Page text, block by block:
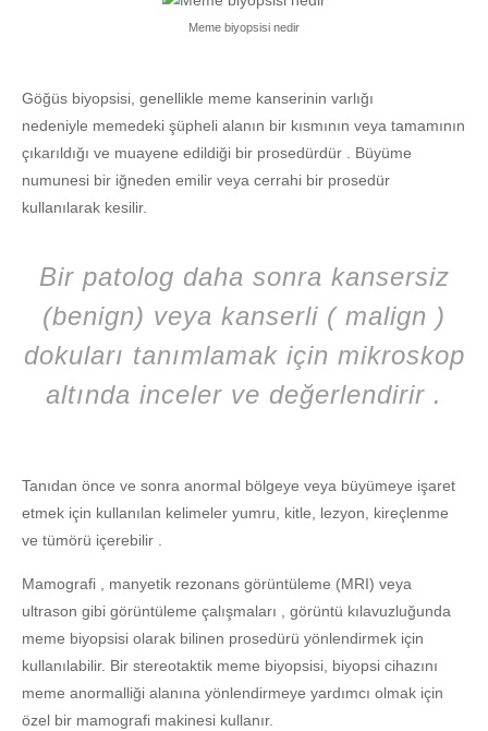
Meme biyopsisi nedir
Göğüs biyopsisi, genellikle meme kanserinin varlığı
nedeniyle memedeki şüpheli alanın bir kısmının veya tamamının
çıkarıldığı ve muayene edildiği bir prosedürdür . Büyüme
numunesi bir iğneden emilir veya cerrahi bir prosedür
kullanılarak kesilir.
Bir patolog daha sonra kansersiz
(benign) veya kanserli ( malign )
dokuları tanımlamak için mikroskop
altında inceler ve değerlendirir .
Tanıdan önce ve sonra anormal bölgeye veya büyümeye işaret
etmek için kullanılan kelimeler yumru, kitle, lezyon, kireçlenme
ve tümörü içerebilir .
Mamografi , manyetik rezonans görüntüleme (MRI) veya
ultrason gibi görüntüleme çalışmaları , görüntü kılavuzluğunda
meme biyopsisi olarak bilinen prosedürü yönlendirmek için
kullanılabilir. Bir stereotaktik meme biyopsisi, biyopsi cihazını
meme anormalliği alanına yönlendirmeye yardımcı olmak için
özel bir mamografi makinesi kullanır.